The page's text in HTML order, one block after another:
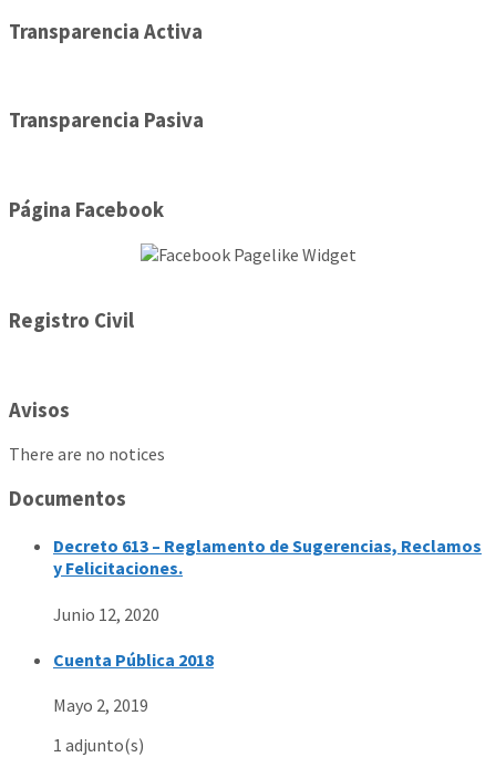
Transparencia Activa
Transparencia Pasiva
Página Facebook
Registro Civil
Avisos
There are no notices
Documentos
Decreto 613 – Reglamento de Sugerencias, Reclamos
y Felicitaciones.
Junio 12, 2020
Cuenta Pública 2018
Mayo 2, 2019
1 adjunto(s)